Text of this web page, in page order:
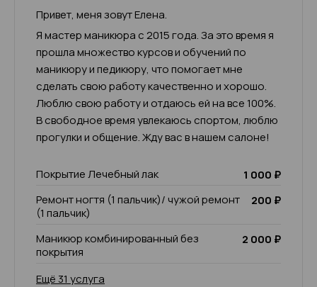
Привет, меня зовут Елена.
Я мастер маникюра с 2015 года. За это время я
прошла множество курсов и обучений по
маникюру и педикюру, что помогает мне
сделать свою работу качественно и хорошо.
Люблю свою работу и отдаюсь ей на все 100%.
В свободное время увлекаюсь спортом, люблю
прогулки и общение. Жду вас в нашем салоне!
Покрытие Лечебный лак
1 000 ₽
Ремонт ногтя (1 пальчик)/ чужой ремонт
(1 пальчик)
200 ₽
Маникюр комбинированный без
покрытия
2 000 ₽
Ещё 31 услуга